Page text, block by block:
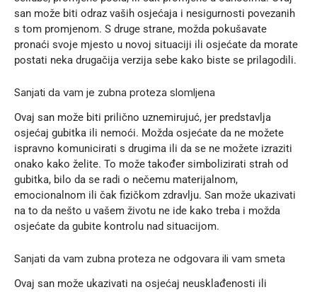
san može biti odraz vaših osjećaja i nesigurnosti povezanih
s tom promjenom. S druge strane, možda pokušavate
pronaći svoje mjesto u novoj situaciji ili osjećate da morate
postati neka drugačija verzija sebe kako biste se prilagodili.
Sanjati da vam je zubna proteza slomljena
Ovaj san može biti prilično uznemirujuć, jer predstavlja
osjećaj gubitka ili nemoći. Možda osjećate da ne možete
ispravno komunicirati s drugima ili da se ne možete izraziti
onako kako želite. To može također simbolizirati strah od
gubitka, bilo da se radi o nečemu materijalnom,
emocionalnom ili čak fizičkom zdravlju. San može ukazivati
na to da nešto u vašem životu ne ide kako treba i možda
osjećate da gubite kontrolu nad situacijom.
Sanjati da vam zubna proteza ne odgovara ili vam smeta
Ovaj san može ukazivati na osjećaj neusklađenosti ili